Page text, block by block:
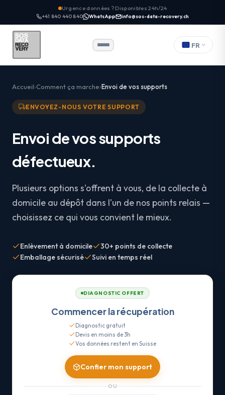
Urgence données ? Disponibles 24h/24
+41 840 440 840 WhatsApp info@sos-data-recovery.ch
FR
Accueil Comment ça marche Envoi de vos supports
ENVOYEZ-NOUS VOTRE SUPPORT
Envoi de vos supports
défectueux.
Plusieurs options s'offrent à vous, de la collecte à
domicile au dépôt dans l'un de nos points relais —
choisissez ce qui vous convient le mieux.
Enlèvement à domicile
30+ points de collecte
Emballage sécurisé
Suivi en temps réel
DIAGNOSTIC OFFERT
Commencer la récupération
Diagnostic gratuit
Devis en moins de 3h
Vos données restent en Suisse
Confier mon support
OU